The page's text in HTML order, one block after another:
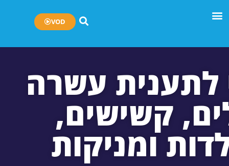
VOD
לתענית עשרה
קשישים,
ומניקות